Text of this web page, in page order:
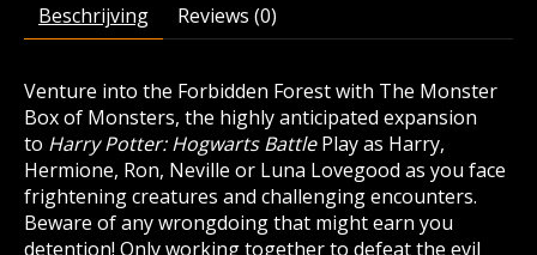
Beschrijving Reviews (0)
Venture into the Forbidden Forest with The Monster
Box of Monsters, the highly anticipated expansion
to Harry Potter: Hogwarts BattlePlay as Harry,
Hermione, Ron, Neville or Luna Lovegood as you face
frightening creatures and challenging encounters.
Beware of any wrongdoing that might earn you
detention! Only working together to defeat the evil